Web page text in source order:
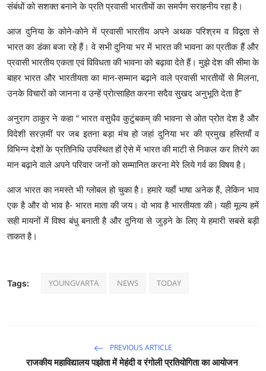
संबंधों को सशक्त बनाने के प्रति प्रवासी भारतीयों का समर्पण सराहनीय रहा है।
आज दुनिया के कोने-कोने में प्रवासी भारतीय अपने अथक परिश्रम व विद्वता से
भारत का डंका बजा रहे हैं। वे सभी दुनिया भर में भारत की भावना का प्रतीक हैं और
प्रवासी भारतीय एकता एवं विविधता की भावना को बढ़ावा देते हैं। मुझे देश की सीमा के
बाहर भारत और भारतीयता का मान-सम्मान बढ़ाने वाले प्रवासी भारतीयों से मिलना,
उनके विचारों को जानना व उन्हें प्रोत्साहित करना सदैव सुखद अनुभूति देता है”
अनुराग ठाकुर ने कहा “ भारत वसुधैव कुटुंबकम् की भावना से ओत प्रोत देश है और
विदेशी सरज़मीं पर जब इतना बड़ा मंच हो जहां दुनिया भर की प्रमुख हस्तियाँ व
विभिन्न देशों के प्रतिनिधि उपस्थित हों ऐसे में भारत की माटी से निकल कर तिरंगे का
मान बढ़ाने वाले अपने परिवार जनों को सम्मानित करना मेरे लिये गर्व का विषय है।
आज भारत का नमस्ते भी ग्लोबल हो चुका है। हमारे यहाँ भाषा अनेक हैं, लेकिन भाव
एक है और वो भाव है- भारत माता की जय। वो भाव है भारतीयता की। यही मूल्य हमें
सही मायनों में विश्व बंधु बनाती है और दुनिया से जुड़ने के लिए ये हमारी सबसे बड़ी
ताकत है।
Tags: YOUNGVARTA NEWS TODAY
PREVIOUS ARTICLE
राजकीय महाविद्यालय पझोता में मेहंदी व रंगोली प्रतियोगिता का आयोजन